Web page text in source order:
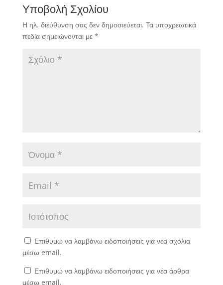
Υποβολή Σχολίου
Η ηλ. διεύθυνση σας δεν δημοσιεύεται. Τα υποχρεωτικά
πεδία σημειώνονται με *
Επιθυμώ να λαμβάνω ειδοποιήσεις για νέα σχόλια
μέσω email.
Επιθυμώ να λαμβάνω ειδοποιήσεις για νέα άρθρα
μέσω email.